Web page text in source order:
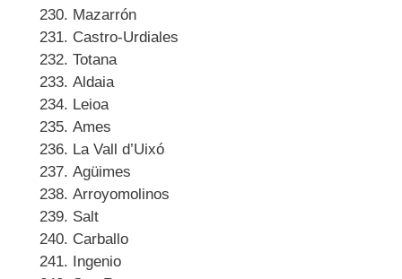
Mazarrón
Castro-Urdiales
Totana
Aldaia
Leioa
Ames
La Vall d’Uixó
Agüimes
Arroyomolinos
Salt
Carballo
Ingenio